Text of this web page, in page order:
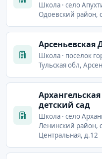
Школа · село
Одоевский район,
Школа · поселок
Тульская обл,
детский сад
Школа · село
Ленинский район,
Центральная, д.12